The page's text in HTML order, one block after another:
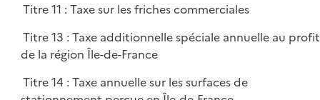
l
i
e
Titre 11 : Taxe sur les friches commerciales
Titre 13 : Taxe additionnelle spéciale annuelle au profit
de la région Île-de-France
Titre 14 : Taxe annuelle sur les surfaces de